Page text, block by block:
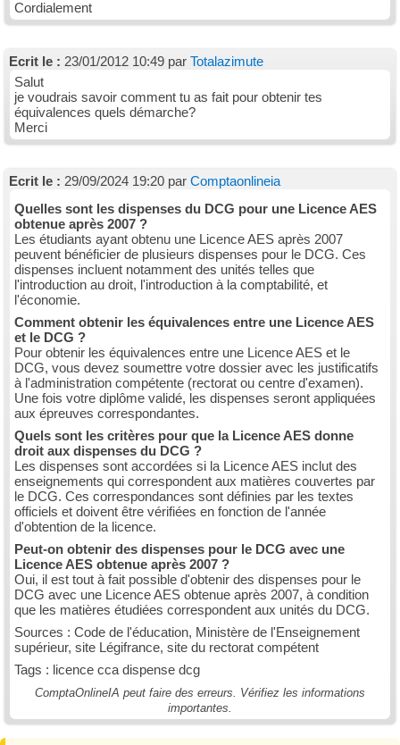
Cordialement
Ecrit le : 23/01/2012 10:49 par Totalazimute
Salut
je voudrais savoir comment tu as fait pour obtenir tes
équivalences quels démarche?
Merci
Ecrit le : 29/09/2024 19:20 par Comptaonlineia
Quelles sont les dispenses du DCG pour une Licence AES
obtenue après 2007 ?
Les étudiants ayant obtenu une Licence AES après 2007
peuvent bénéficier de plusieurs dispenses pour le DCG. Ces
dispenses incluent notamment des unités telles que
l'introduction au droit, l'introduction à la comptabilité, et
l'économie.
Comment obtenir les équivalences entre une Licence AES
et le DCG ?
Pour obtenir les équivalences entre une Licence AES et le
DCG, vous devez soumettre votre dossier avec les justificatifs
à l'administration compétente (rectorat ou centre d'examen).
Une fois votre diplôme validé, les dispenses seront appliquées
aux épreuves correspondantes.
Quels sont les critères pour que la Licence AES donne
droit aux dispenses du DCG ?
Les dispenses sont accordées si la Licence AES inclut des
enseignements qui correspondent aux matières couvertes par
le DCG. Ces correspondances sont définies par les textes
officiels et doivent être vérifiées en fonction de l'année
d'obtention de la licence.
Peut-on obtenir des dispenses pour le DCG avec une
Licence AES obtenue après 2007 ?
Oui, il est tout à fait possible d'obtenir des dispenses pour le
DCG avec une Licence AES obtenue après 2007, à condition
que les matières étudiées correspondent aux unités du DCG.
Sources : Code de l'éducation, Ministère de l'Enseignement
supérieur, site Légifrance, site du rectorat compétent
Tags : licence cca dispense dcg
ComptaOnlineIA peut faire des erreurs. Vérifiez les informations
importantes.